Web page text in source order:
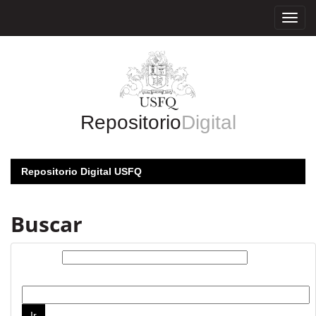
RepositorioDigital
Repositorio Digital USFQ
Buscar